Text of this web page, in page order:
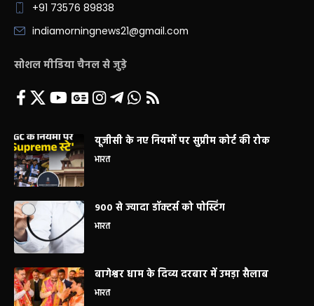
+91 73576 89838
indiamorningnews21@gmail.com
सोशल मीडिया चैनल से जुड़े
यूजीसी के नए नियमों पर सुप्रीम कोर्ट की रोक
भारत
900 से ज्यादा डॉक्टर्स को पोस्टिंग
भारत
बागेश्वर धाम के दिव्य दरबार में उमड़ा सैलाब
भारत